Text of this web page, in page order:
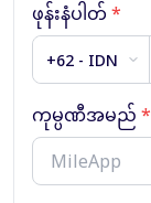
ဖုန်းနံပါတ် *
+62 - IDN
ကုမ္ပဏီအမည် *